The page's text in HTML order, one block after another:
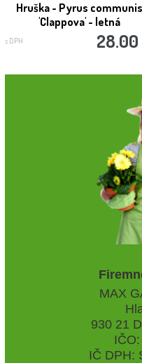
Hruška - Pyrus communis
'Clappova' - letná
s DPH
MAX
930 21
IČ DPH: